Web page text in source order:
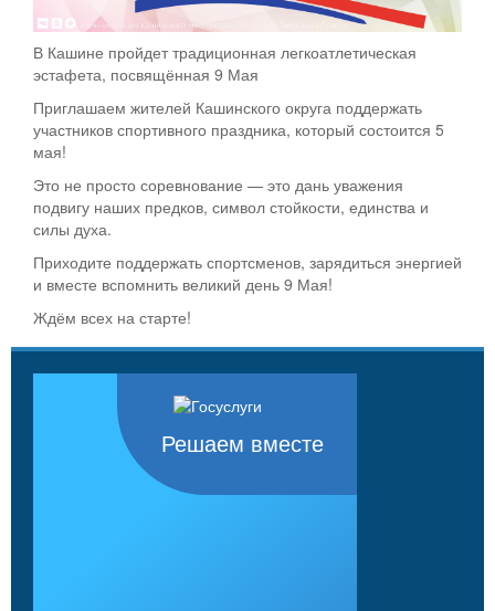
В Кашине пройдет традиционная легкоатлетическая
эстафета, посвящённая 9 Мая
Приглашаем жителей Кашинского округа поддержать
участников спортивного праздника, который состоится 5
мая!
Это не просто соревнование — это дань уважения
подвигу наших предков, символ стойкости, единства и
силы духа.
Приходите поддержать спортсменов, зарядиться энергией
и вместе вспомнить великий день 9 Мая!
Ждём всех на старте!
Решаем вместе